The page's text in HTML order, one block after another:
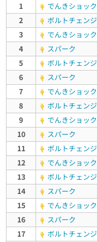
1
でんきショック
2
ボルトチェンジ
3
でんきショック
4
スパーク
5
ボルトチェンジ
6
スパーク
7
でんきショック
8
ボルトチェンジ
9
でんきショック
10
スパーク
11
ボルトチェンジ
12
でんきショック
13
ボルトチェンジ
14
スパーク
15
でんきショック
16
スパーク
17
ボルトチェンジ